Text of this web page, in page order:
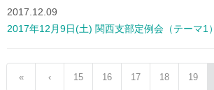
2017.12.09
2017年12月9日(土) 関西支部定例会（テーマ1）
« ‹ 15 16 17 18 19